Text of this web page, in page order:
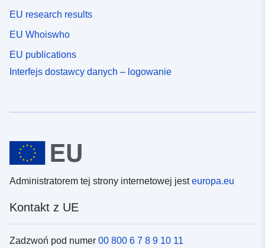
EU research results
EU Whoiswho
EU publications
Interfejs dostawcy danych – logowanie
Administratorem tej strony internetowej jesteuropa.eu
Kontakt z UE
Zadzwoń pod numer 00 800 6 7 8 9 10 11